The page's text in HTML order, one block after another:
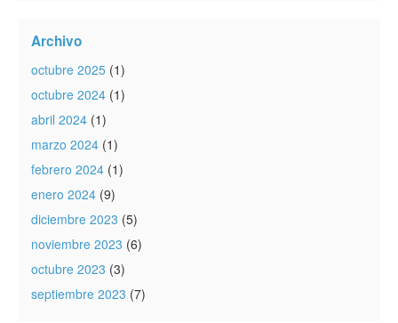
Archivo
octubre 2025 (1)
octubre 2024 (1)
abril 2024 (1)
marzo 2024 (1)
febrero 2024 (1)
enero 2024 (9)
diciembre 2023 (5)
noviembre 2023 (6)
octubre 2023 (3)
septiembre 2023 (7)